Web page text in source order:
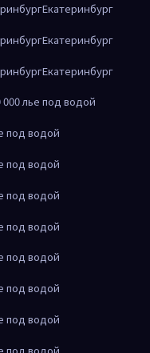
Екатеринбург
Екатеринбург
Екатеринбург
лье под водой
под водой
под водой
под водой
под водой
под водой
под водой
под водой